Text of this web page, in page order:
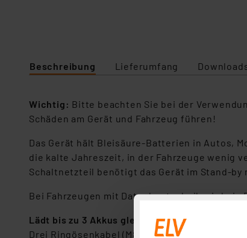
Beschreibung Lieferumfang
Wichtig: Bitte beachten Sie bei der
Schäden am Gerät und Fahrzeug führen!
Das Gerät hält Bleisäure-Batterien in Autos,
die kalte Jahreszeit, in der Fahrzeuge wenig
Schaltnetzteil benötigt das Gerät im Stand-by
Bei Fahrzeugen mit Datenbustechnik wird
Lädt bis zu 3 Akkus gleichzeitig
Drei Ringösenkabel (M8) und drei